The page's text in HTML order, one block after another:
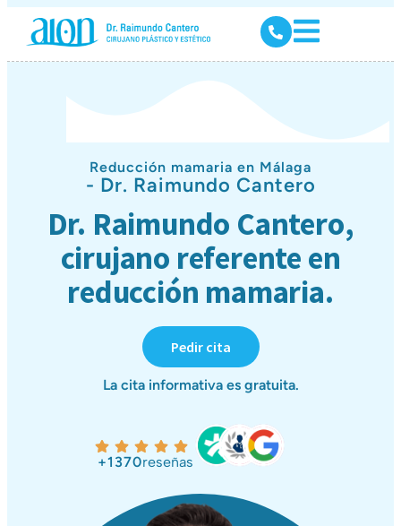
Reducción mamaria en Málaga
- Dr. Raimundo Cantero
Dr. Raimundo Cantero,
cirujano referente en
reducción mamaria.
Pedir cita
La cita informativa es gratuita.
+1370reseñas